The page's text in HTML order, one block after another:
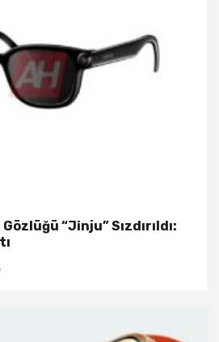
“Jinju” Sızdırıldı: